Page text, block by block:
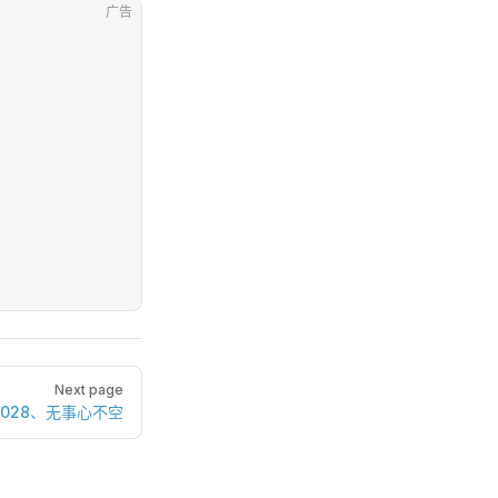
广告
Next page
028、无事心不空